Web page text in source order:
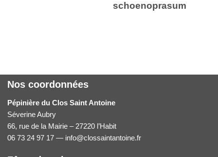
schoenoprasum
Nos coordonnées
Pépinière du Clos Saint Antoine
Séverine Aubry
66, rue de la Mairie – 27220 l’Habit
06 73 24 97 17 — info@clossaintantoine.fr